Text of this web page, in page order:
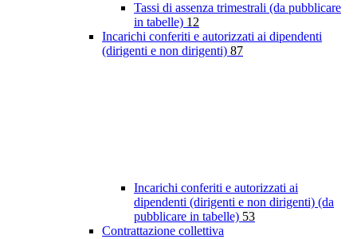
Tassi di assenza trimestrali (da pubblicare
in tabelle) 12
Incarichi conferiti e autorizzati ai dipendenti
(dirigenti e non dirigenti) 87
Incarichi conferiti e autorizzati ai
dipendenti (dirigenti e non dirigenti) (da
pubblicare in tabelle) 53
Contrattazione collettiva